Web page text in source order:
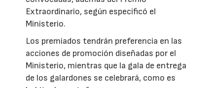
Extraordinario, según especificó el
Ministerio.
Los premiados tendrán preferencia en las
acciones de promoción diseñadas por el
Ministerio, mientras que la gala de entrega
de los galardones se celebrará, como es